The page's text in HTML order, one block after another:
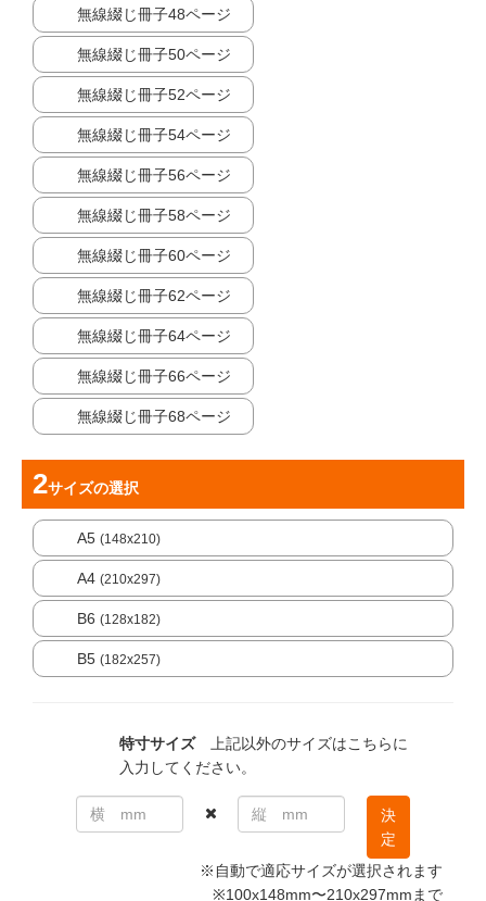
無線綴じ冊子48ページ
無線綴じ冊子50ページ
無線綴じ冊子52ページ
無線綴じ冊子54ページ
無線綴じ冊子56ページ
無線綴じ冊子58ページ
無線綴じ冊子60ページ
無線綴じ冊子62ページ
無線綴じ冊子64ページ
無線綴じ冊子66ページ
無線綴じ冊子68ページ
サイズの選択
A5 (148x210)
A4 (210x297)
B6 (128x182)
B5 (182x257)
特寸サイズ上記以外のサイズはこちらに
入力してください。
決
定
※自動で適応サイズが選択されます
※100x148mm〜210x297mmまで